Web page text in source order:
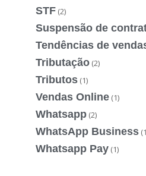
STF (2)
Suspensão de
Tendências de
Tributação (2)
Tributos (1)
Vendas Online (1)
Whatsapp (2)
WhatsApp Business
Whatsapp Pay (1)